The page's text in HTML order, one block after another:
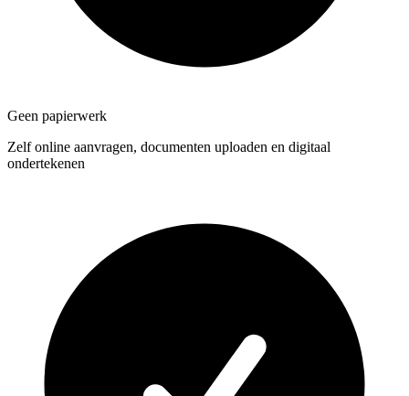
Geen papierwerk
Zelf online aanvragen, documenten uploaden en digitaal
ondertekenen